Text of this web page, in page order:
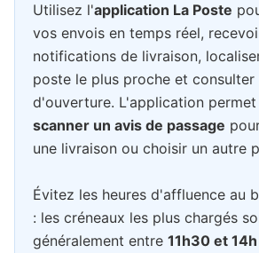
Utilisez l'application La Poste
vos envois en temps réel,
notifications de livraison,
poste le plus proche et consulter
d'ouverture. L'application
scanner un avis de passage
une livraison ou choisir un autre
Évitez les heures d'affluence au
: les créneaux les plus chargés
généralement entre 11h30 et 14h